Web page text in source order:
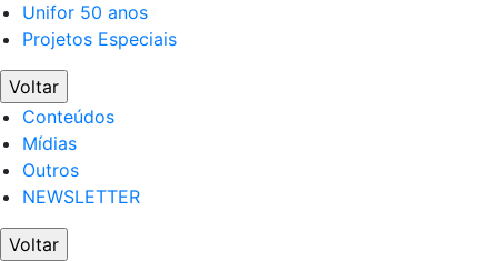
Unifor 50 anos
Projetos Especiais
Voltar
Conteúdos
Mídias
Outros
NEWSLETTER
Voltar